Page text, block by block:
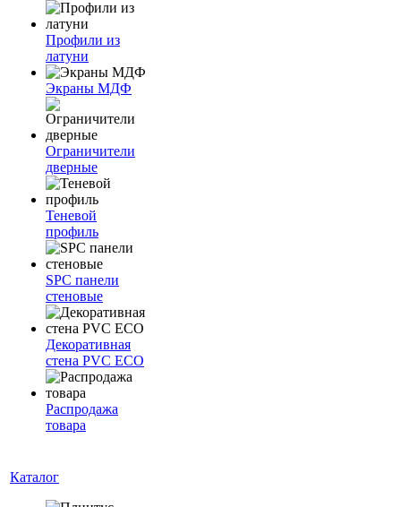
Профили из
латуни
Экраны МДФ
Ограничители
дверные
Теневой
профиль
SPC панели
стеновые
Декоративная
стена PVC ECO
Распродажа
товара
Каталог